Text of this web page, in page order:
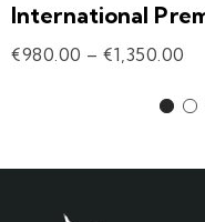
International
€980.00 – €1,350.00